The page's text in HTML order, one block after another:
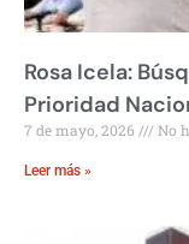
Rosa Icela:
Prioridad
7 de mayo, 2026 No
Leer más »